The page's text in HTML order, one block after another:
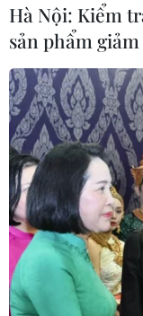
Thành phố
nhân vụ cháy
12/04/2019 02:03
Thành phố Hà Nội
10 triệu đồng để
ban Nhân dân
liên quan thăm hỏi
Hà Nội: Kiểm
sản phẩm